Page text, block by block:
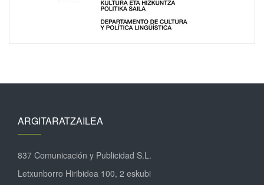
ARGITARATZAILEA
837 Comunicación y Publicidad S.L.
Letxunborro Hiribidea 100, 2 eskubi